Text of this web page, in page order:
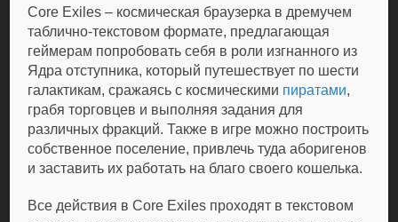
Core Exiles – космическая браузерка в дремучем
таблично-текстовом формате, предлагающая
геймерам попробовать себя в роли изгнанного из
Ядра отступника, который путешествует по шести
галактикам, сражаясь с космическими пиратами,
грабя торговцев и выполняя задания для
различных фракций. Также в игре можно построить
собственное поселение, привлечь туда аборигенов
и заставить их работать на благо своего кошелька.
Все действия в Core Exiles проходят в текстовом